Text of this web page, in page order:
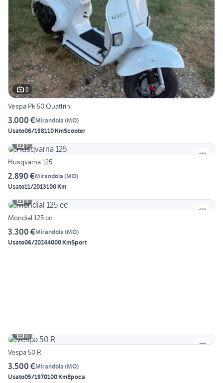
6
Vespa Pk 50 Quattrini
3.000 €Mirandola (MO)
Usato06/198110 KmScooter
5
Husqvarna 125
2.890 €Mirandola (MO)
Usato11/2013100 Km
4
Mondial 125 cc
3.300 €Mirandola (MO)
Usato06/20244000 KmSport
6
Vespa 50 R
3.500 €Mirandola (MO)
Usato05/1970100 KmEpoca